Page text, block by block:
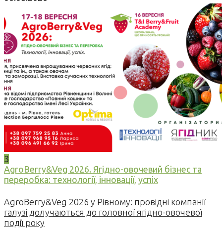
3
AgroBerry&Veg 2026. Ягідно-овочевий бізнес та
переробка: технології, інновації, успіх
AgroBerry&Veg 2026 у Рівному: провідні компанії
галузі долучаються до головної ягідно-овочевої
події року